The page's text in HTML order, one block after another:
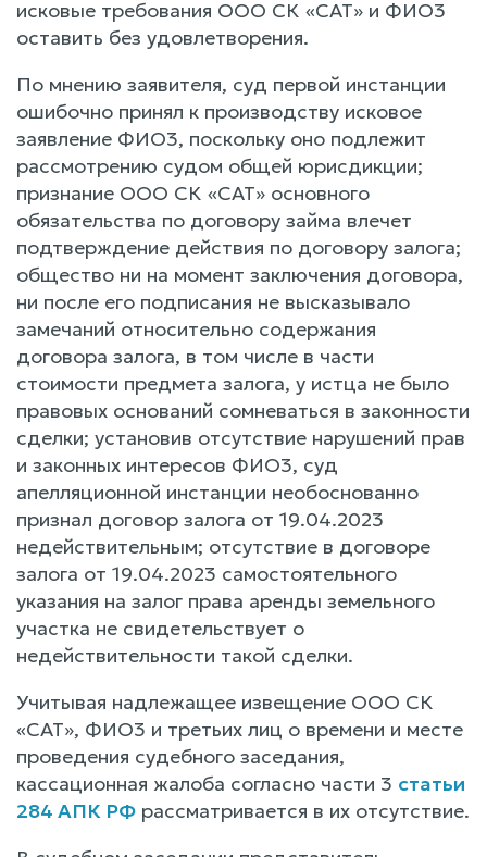
исковые требования ООО СК «САТ» и ФИО3
оставить без удовлетворения.
По мнению заявителя, суд первой инстанции
ошибочно принял к производству исковое
заявление ФИО3, поскольку оно подлежит
рассмотрению судом общей юрисдикции;
признание ООО СК «САТ» основного
обязательства по договору займа влечет
подтверждение действия по договору залога;
общество ни на момент заключения договора,
ни после его подписания не высказывало
замечаний относительно содержания
договора залога, в том числе в части
стоимости предмета залога, у истца не было
правовых оснований сомневаться в законности
сделки; установив отсутствие нарушений прав
и законных интересов ФИО3, суд
апелляционной инстанции необоснованно
признал договор залога от 19.04.2023
недействительным; отсутствие в договоре
залога от 19.04.2023 самостоятельного
указания на залог права аренды земельного
участка не свидетельствует о
недействительности такой сделки.
Учитывая надлежащее извещение ООО СК
«САТ», ФИО3 и третьих лиц о времени и месте
проведения судебного заседания,
кассационная жалоба согласно части 3 статьи
284 АПК РФ рассматривается в их отсутствие.